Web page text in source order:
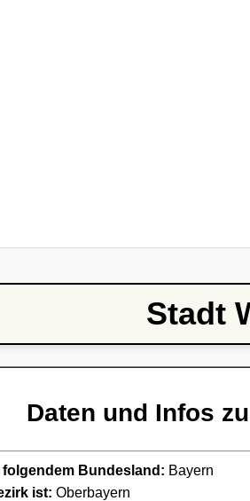
Stadt
Daten und Infos
folgendem Bundesland: Bayern
ist: Oberbayern